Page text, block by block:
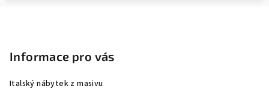
Informace pro vás
Italský nábytek z masivu